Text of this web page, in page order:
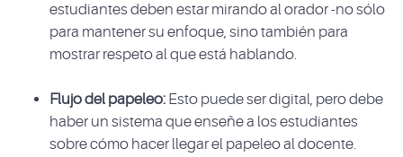
estudiantes deben estar mirando al orador -no sólo
para mantener su enfoque, sino también para
mostrar respeto al que está hablando.
Flujo del papeleo: Esto puede ser digital, pero debe
haber un sistema que enseñe a los estudiantes
sobre cómo hacer llegar el papeleo al docente.